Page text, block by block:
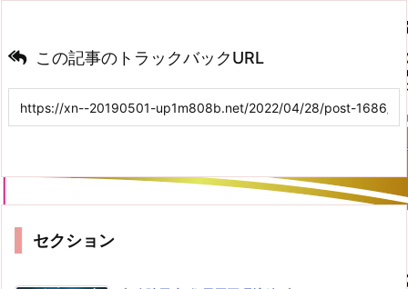
この記事のトラックバックURL
セクション